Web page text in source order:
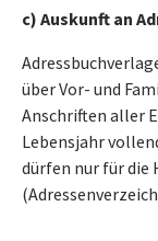
c) Auskunft an
über Vor- und
Anschriften aller
Lebensjahr
dürfen nur für die